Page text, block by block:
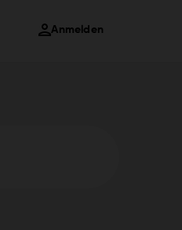
Anmelden